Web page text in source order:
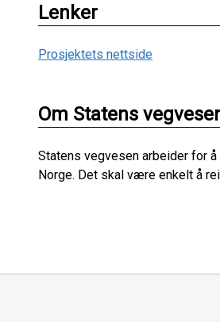
Lenker
Prosjektets nettside
Om Statens
Statens vegvesen arbeider for
Norge. Det skal være enkelt å